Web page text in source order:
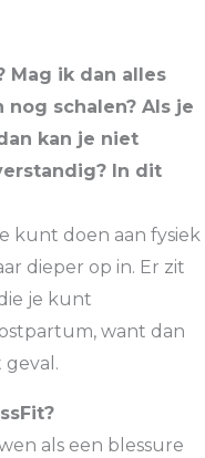
Mag ik dan alles
schalen? Als je
kan je niet
In dit
kunt doen aan fysiek
dieper op in. Er zit
je kunt
want dan
geval.
als een blessure